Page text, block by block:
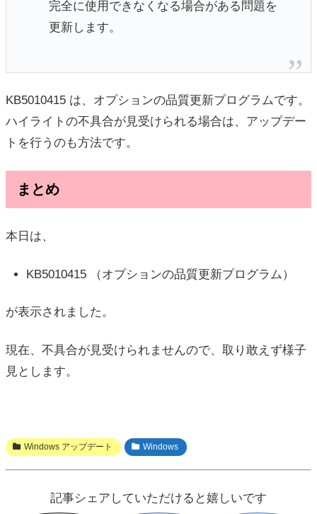
完全に使用できなくなる場合がある問題を
更新します。
KB5010415 は、オプションの品質更新プログラムです。
ハイライトの不具合が見受けられる場合は、アップデー
トを行うのも方法です。
まとめ
本日は、
KB5010415 （オプションの品質更新プログラム）
が表示されました。
現在、不具合が見受けられませんので、取り敢えず様子
見とします。
Windows アップデート Windows
記事シェアしていただけると嬉しいです